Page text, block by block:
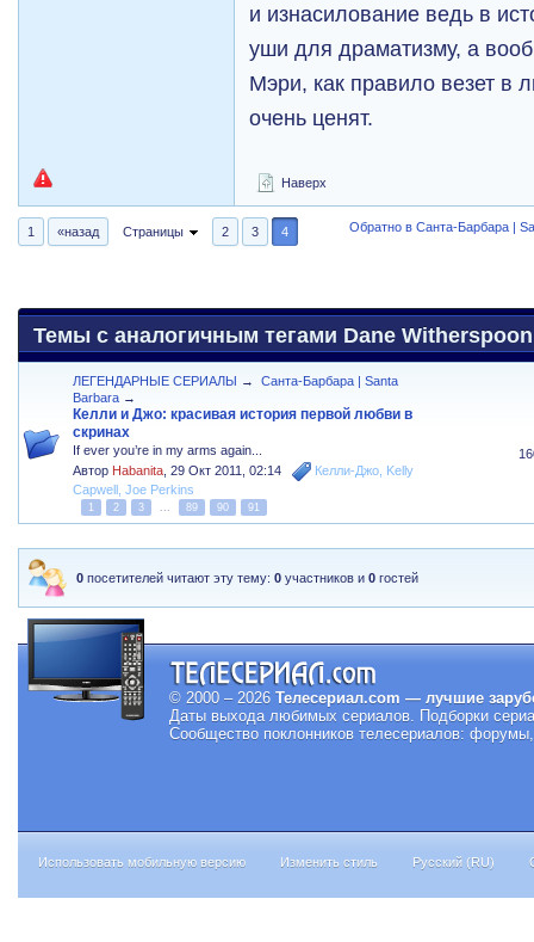
и изнасилование ведь в
уши для драматизму, а
Мэри, как правило везет в
очень ценят.
Наверх
1 «назад Страницы 2 3 4 Обратно в Санта-Барбара |
Темы с аналогичным тегами Dane
ЛЕГЕНДАРНЫЕ СЕРИАЛЫ →
Санта-Барбара | Santa
Barbara →
Келли и Джо: красивая история первой любви в
скринах
If ever you’re in my arms again...
Автор Habanita ,29 Окт 2011, 02:14 Келли-Джо Kelly
Capwell ,Joe Perkins
1 2 3 ... 89 90 91
0 посетителей читают эту тему:0 участников и0 гостей
© 2000 – 2026 Телесериал.com — лучшие
Даты выхода любимых сериалов. Подборки
Сообщество поклонников телесериалов:
Использовать мобильную версию Изменить стиль Русский (RU)